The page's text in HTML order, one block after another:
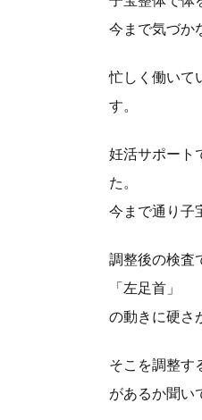
今まで気づか
忙しく働いて
す。
妊活サポート
た。
今まで通り子
調整後の検査
「左足首」
の動きに硬さ
そこを調整す
があるか聞い